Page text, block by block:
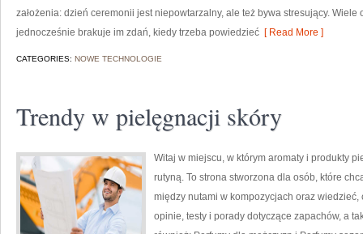
założenia: dzień ceremonii jest niepowtarzalny, ale też bywa stresujący. Wiele
jednocześnie brakuje im zdań, kiedy trzeba powiedzieć [ Read More ]
CATEGORIES: NOWE TECHNOLOGIE
Trendy w pielęgnacji skóry
Witaj w miejscu, w którym aromaty i produkty
rutyną. To strona stworzona dla osób, które
między nutami w kompozycjach oraz
opinie, testy i porady dotyczące zapachów, a